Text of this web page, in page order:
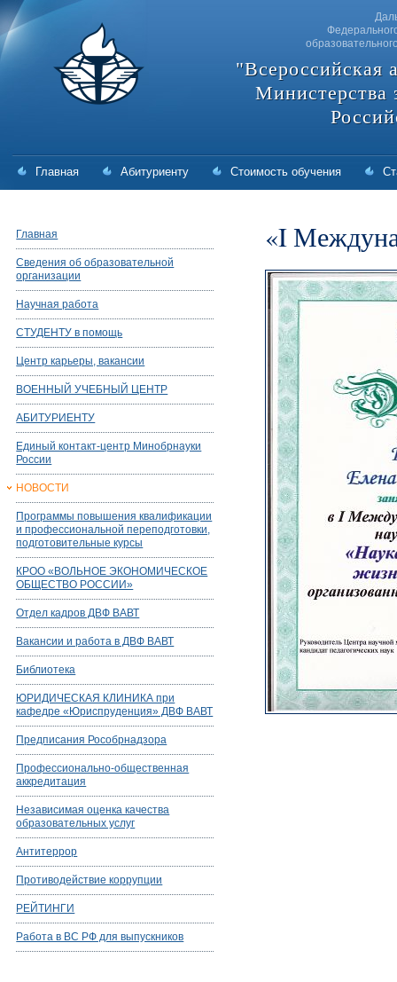
"Всероссийская
Министерства
Главная Абитуриенту Стоимость обучения
Главная
Сведения об образовательной
организации
Научная работа
СТУДЕНТУ в помощь
Центр карьеры, вакансии
ВОЕННЫЙ УЧЕБНЫЙ ЦЕНТР
АБИТУРИЕНТУ
Единый контакт-центр Минобрнауки
России
НОВОСТИ
Программы повышения квалификации
и профессиональной переподготовки,
подготовительные курсы
КРОО «ВОЛЬНОЕ ЭКОНОМИЧЕСКОЕ
ОБЩЕСТВО РОССИИ»
Отдел кадров ДВФ ВАВТ
Вакансии и работа в ДВФ ВАВТ
Библиотека
ЮРИДИЧЕСКАЯ КЛИНИКА при
кафедре «Юриспруденция» ДВФ ВАВТ
Предписания Рособрнадзора
Профессионально-общественная
аккредитация
Независимая оценка качества
образовательных услуг
Антитеррор
Противодействие коррупции
РЕЙТИНГИ
Работа в ВС РФ для выпускников
«I